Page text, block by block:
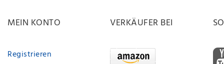
MEIN KONTO
Registrieren
VERKÄUFER BEI